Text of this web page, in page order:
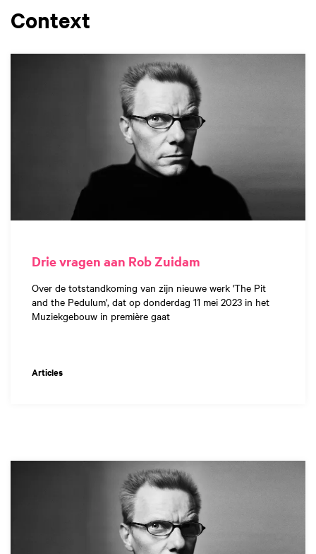
Context
Drie vragen aan Rob Zuidam
Over de totstandkoming van zijn nieuwe werk 'The Pit
and the Pedulum', dat op donderdag 11 mei 2023 in het
Muziekgebouw in première gaat
Articles